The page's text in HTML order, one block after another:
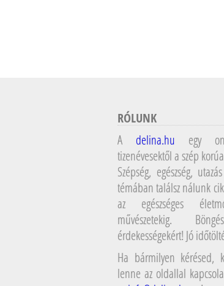
RÓLUNK
A delina.hu egy
tizenévesektől a szép
Szépség, egészség,
témában találsz nálunk
az egészséges
művészetekig.
érdekességekért! Jó
Ha bármilyen kérésed,
lenne az oldallal